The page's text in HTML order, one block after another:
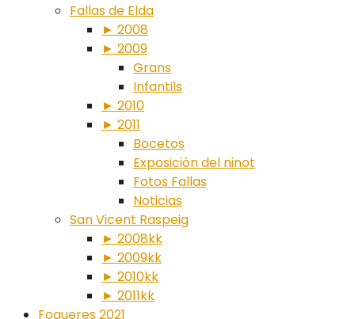
Fallas de Elda
► 2008
► 2009
Grans
Infantils
► 2010
► 2011
Bocetos
Exposición del ninot
Fotos Fallas
Noticias
San Vicent Raspeig
► 2008kk
► 2009kk
► 2010kk
► 2011kk
Fogueres 2021